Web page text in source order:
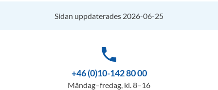
Sidan uppdaterades 2026-06-25
phone
+46 (0)10-142 80 00
Måndag–fredag, kl. 8–16